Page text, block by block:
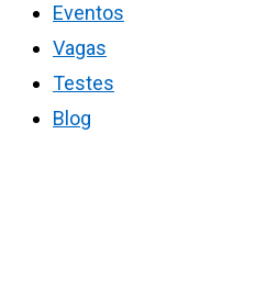
Eventos
Vagas
Testes
Blog